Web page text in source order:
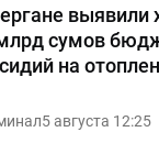
выявили
сумов
на
5 августа 12:25